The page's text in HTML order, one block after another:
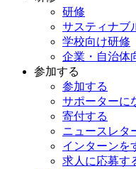
研修
サスティナブ
学校向け研修
企業・自治体
参加する
参加する
サポーターに
寄付する
ニュースレタ
インターンを
求人に応募す